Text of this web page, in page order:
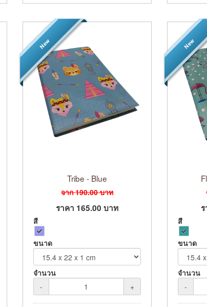
New
Tribe - Blue
จาก190.00บาท
ราคา 165.00 บาท
สี
ขนาด
จำนวน
-
+
New
สี
ขนาด
จำนวน
-